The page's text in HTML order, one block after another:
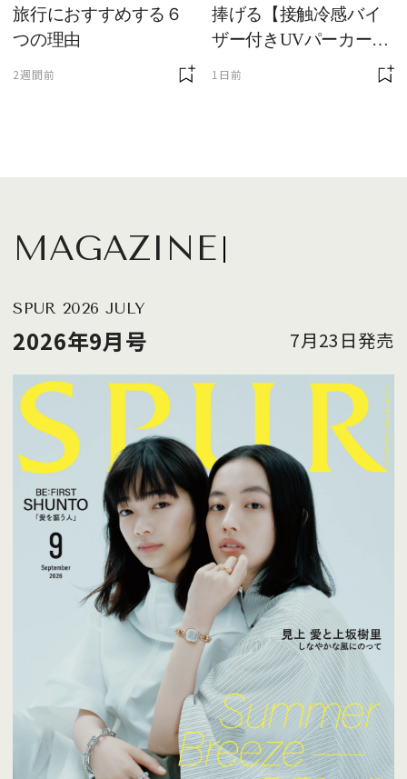
旅行におすすめする６
つの理由
2週間前
捧げる【接触冷感バイ
ザー付きUVパーカー】
1日前
MAGAZINE
SPUR 2026 JULY
2026年9月号 7月23日発売